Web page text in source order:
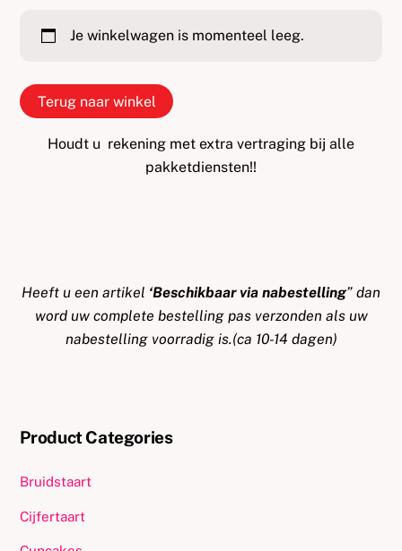
Je winkelwagen is momenteel leeg.
Terug naar winkel
Houdt u rekening met extra vertraging bij alle
pakketdiensten!!
Heeft u een artikel ‘Beschikbaar via nabestelling” dan
word uw complete bestelling pas verzonden als uw
nabestelling voorradig is.(ca 10-14 dagen)
Product Categories
Bruidstaart
Cijfertaart